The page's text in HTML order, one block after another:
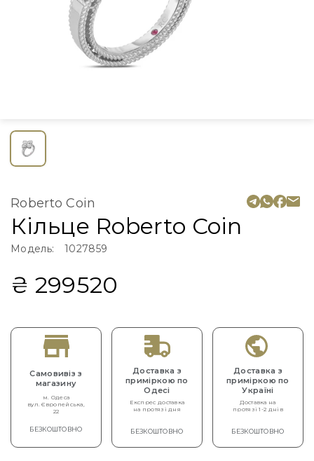
Roberto Coin
Кільце Roberto Coin
Модель: 1027859
₴ 299520
Самовивіз з
магазину
м. Одеса
вул. Європейська,
22
БЕЗКОШТОВНО
Доставка з
приміркою по
Одесі
Експрес доставка
на протязі дня
БЕЗКОШТОВНО
Доставка з
приміркою по
Україні
Доставка на
протязі 1-2 днів
БЕЗКОШТОВНО